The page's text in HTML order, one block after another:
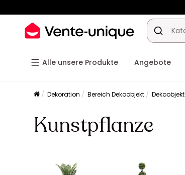
Alle unsere Produkte Angebote
Dekoration Bereich Dekoobjekt Dekoobjekt
Kunstpflanze